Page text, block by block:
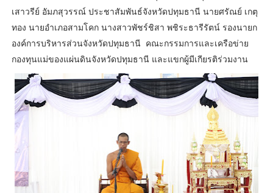
เสาวรีย์ อัมภสุวรรณ์ ประชาสัมพันธ์จังหวัดปทุมธานี นายศรัณย์ เกตุ
ทอง นายอำเภอสามโคก นางสาวพัชร์ชิสา พชิระธารีรัตน์ รองนายก
องค์การบริหารส่วนจังหวัดปทุมธานี คณะกรรมการและเครือข่าย
กองทุนแม่ของแผ่นดินจังหวัดปทุมธานี และแขกผู้มีเกียรติร่วมงาน